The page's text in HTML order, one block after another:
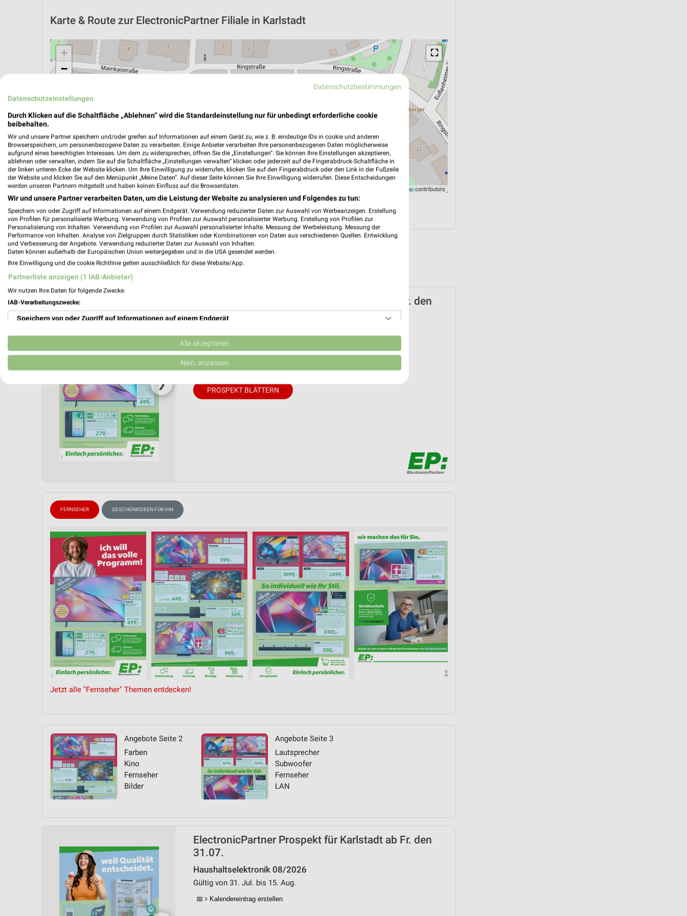
Karte & Route zur ElectronicPartner Filiale in Karlstadt
⛶
+
−
OpenStreetMapcontributors
ÖPNV ANZEIGEN LADESÄULEN ANZEIGEN NAVIGATION MIT GOOGLE/IOS MAPS
Aktuelle Angebote in dieser Filiale
Anzahl Prospekte: 2
Letztes Prospektupdate: vor 8 Tagen
❯
ElectronicPartner Prospekt für Karlstadt ab Fr. den
31.07.
Gültig von 31. Jul. bis 15. Aug.
📅 Kalendereintrag erstellen
PROSPEKT BLÄTTERN
FERNSEHER GESCHENKIDEEN FÜR IHN
Jetzt alle "Fernseher" Themen entdecken!
Angebote Seite 2
Farben
Kino
Fernseher
Bilder
Angebote Seite 3
Lautsprecher
Subwoofer
Fernseher
LAN
ElectronicPartner Prospekt für Karlstadt ab Fr. den
31.07.
Haushaltselektronik 08/2026
Gültig von 31. Jul. bis 15. Aug.
📅 Kalendereintrag erstellen
Datenschutzbestimmungen
Datenschutzeinstellungen
Durch Klicken auf die Schaltfläche „Ablehnen“ wird die Standardeinstellung nur für unbedingt erforderliche cookie
beibehalten.
Wir und unsere Partner speichern und/oder greifen auf Informationen auf einem Gerät zu, wie z. B. eindeutige IDs in cookie und anderen
Browserspeichern, um personenbezogene Daten zu verarbeiten. Einige Anbieter verarbeiten Ihre personenbezogenen Daten möglicherweise
aufgrund eines berechtigten Interesses. Um dem zu widersprechen, öffnen Sie die „Einstellungen“. Sie können Ihre Einstellungen akzeptieren,
ablehnen oder verwalten, indem Sie auf die Schaltfläche „Einstellungen verwalten“ klicken oder jederzeit auf die Fingerabdruck-Schaltfläche in
der linken unteren Ecke der Website klicken. Um Ihre Einwilligung zu widerrufen, klicken Sie auf den Fingerabdruck oder den Link in der Fußzeile
der Website und klicken Sie auf den Menüpunkt „Meine Daten“. Auf dieser Seite können Sie Ihre Einwilligung widerrufen. Diese Entscheidungen
werden unseren Partnern mitgeteilt und haben keinen Einfluss auf die Browserdaten.
Wir und unsere Partner verarbeiten Daten, um die Leistung der Website zu analysieren und Folgendes zu tun:
Speichern von oder Zugriff auf Informationen auf einem Endgerät. Verwendung reduzierter Daten zur Auswahl von Werbeanzeigen. Erstellung
von Profilen für personalisierte Werbung. Verwendung von Profilen zur Auswahl personalisierter Werbung. Erstellung von Profilen zur
Personalisierung von Inhalten. Verwendung von Profilen zur Auswahl personalisierter Inhalte. Messung der Werbeleistung. Messung der
Performance von Inhalten. Analyse von Zielgruppen durch Statistiken oder Kombinationen von Daten aus verschiedenen Quellen. Entwicklung
und Verbesserung der Angebote. Verwendung reduzierter Daten zur Auswahl von Inhalten.
Daten können außerhalb der Europäischen Union weitergegeben und in die USA gesendet werden.
Ihre Einwilligung und die cookie Richtlinie gelten ausschließlich für diese Website/App.
Partnerliste anzeigen (1 IAB-Anbieter)
Wir nutzen Ihre Daten für folgende Zwecke:
IAB-Verarbeitungszwecke:
Speichern von oder Zugriff auf Informationen auf einem Endgerät
Verwendung reduzierter Daten zur Auswahl von Werbeanzeigen
Erstellung von Profilen für personalisierte Werbung
Erstellung von Profilen zur Personalisierung von Inhalten
Verwendung von Profilen zur Auswahl personalisierter Inhalte
Messung der Werbeleistung
Entwicklung und Verbesserung der Angebote
Verwendung reduzierter Daten zur Auswahl von Inhalten
IAB-Besonderheiten:
Verwendung genauer Standortdaten
Geräte anhand von aktiv angeforderten Informationen identifizieren
Nicht-IAB-Verarbeitungszwecke:
Alle akzeptieren
Nein, anpassen